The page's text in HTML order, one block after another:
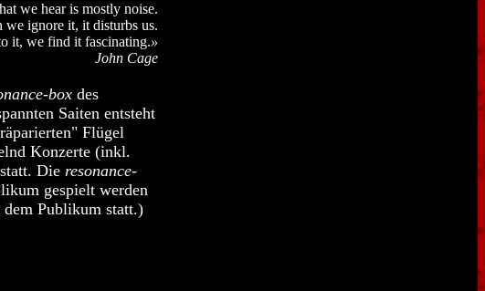
we hear is mostly noise.
we ignore it, it disturbs us.
it, we find it fascinating.»
John Cage
box des
Saiten entsteht
Flügel
Konzerte (inkl.
Die resonance-
gespielt werden
Publikum statt.)